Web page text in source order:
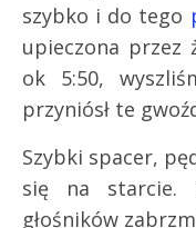
szybko i do tego
upieczona przez
ok 5:50,
przyniósł te
Szybki spacer,
się na starcie.
głośników